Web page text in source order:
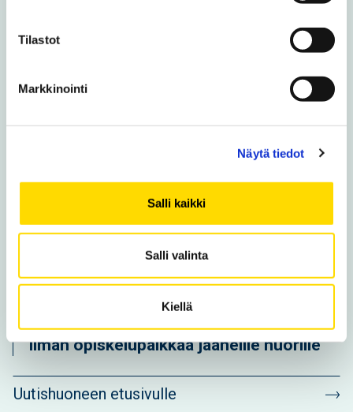
Tilastot
Markkinointi
Näytä tiedot
Salli kaikki
Salli valinta
Kiellä
Kansainvälinen joukko syventää
Vaasan yliopisto tarjoaa kesällä
Kuukauden luetuimmat
Kansainvälinen joukko syventää
suomen taitoaan Vaasassa
Uusi opintoseteli avaa ovet
maksuttomiin korkeakouluopintoihin
ilman opiskelupaikkaa jääneille nuorille
Uutishuoneen etusivulle